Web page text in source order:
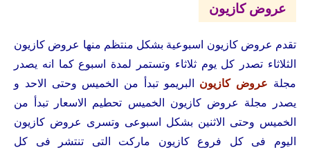
عروض كازيون
تقدم عروض كازيون اسبوعية بشكل منتظم منها عروض كازيون
الثلاثاء تصدر كل يوم ثلاثاء وتستمر لمدة اسبوع كما انه يصدر
مجلة عروض كازيون البريمو تبدأ من الخميس وحتى الاحد و
يصدر مجلة عروض كازيون الخميس تحطيم الاسعار تبدأ من
الخميس وحتى الاثنين بشكل اسبوعى وتسرى عروض كازيون
اليوم فى كل فروع كازيون ماركت التى تنتشر فى كل